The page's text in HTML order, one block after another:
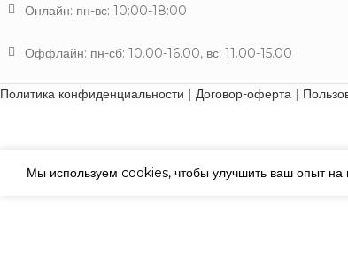
Онлайн: пн-вс: 10:00-18:00
Оффлайн: пн-сб: 10.00-16.00, вс: 11.00-15.00
Политика конфиденциальности | Договор-оферта |
Мы используем cookies, чтобы улучшить ваш опыт на